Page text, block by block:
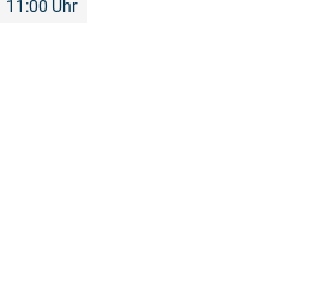
11:00 Uhr